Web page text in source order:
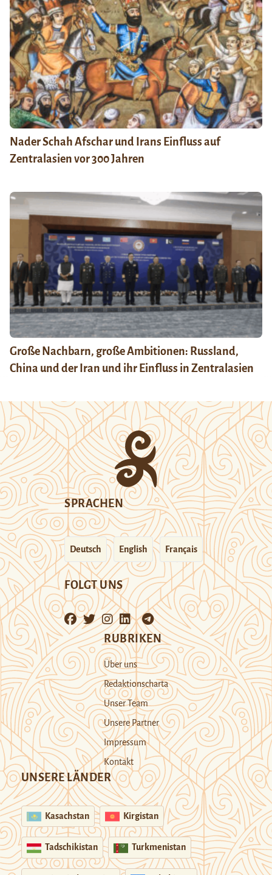
Nader Schah Afschar und Irans Einfluss auf
Zentralasien vor 300 Jahren
Große Nachbarn, große Ambitionen: Russland,
China und der Iran und ihr Einfluss in Zentralasien
SPRACHEN
Deutsch English Français
FOLGT UNS
RUBRIKEN
Über uns
Redaktionscharta
Unser Team
Unsere Partner
Impressum
Kontakt
UNSERE LÄNDER
Kasachstan Kirgistan
Tadschikistan Turkmenistan